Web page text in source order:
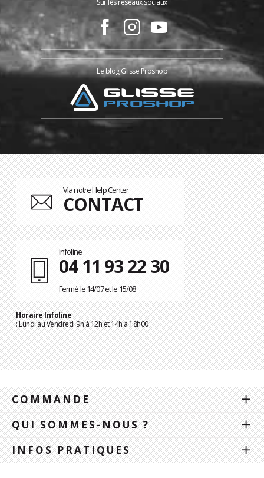
Sur les réseaux sociaux
Le blog Glisse Proshop
Via notre Help Center
CONTACT
Infoline
04 11 93 22 30
Fermé le 14/07 et le 15/08
Horaire Infoline
: Lundi au Vendredi 9h à 12h et 14h à 18h00
COMMANDE
QUI SOMMES-NOUS ?
INFOS PRATIQUES